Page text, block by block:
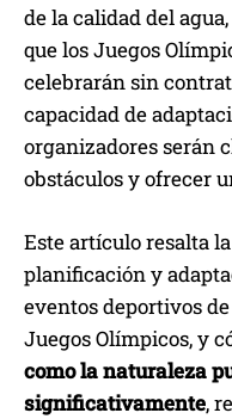
de la calidad del
que los Juegos
celebrarán sin
capacidad de
organizadores serán
obstáculos y ofrecer
Este artículo resalta
planificación y
eventos deportivos
Juegos Olímpicos, y
como la naturaleza
significativamente,